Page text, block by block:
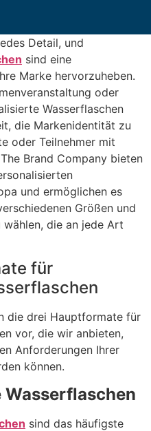
Detail, und
sind eine
Marke hervorzuheben.
oder
Wasserflaschen
die Markenidentität zu
oder Teilnehmer mit
Brand Company bieten
und ermöglichen es
Größen und
die an jede Art
für
die drei Hauptformate für
vor, die wir anbieten,
Anforderungen Ihrer
können.
sind das häufigste